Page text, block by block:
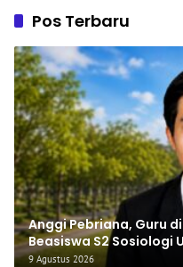
Pos Terbaru
Anggi Pebriana, Guru
Beasiswa S2 Sosiologi
9 Agustus 2026